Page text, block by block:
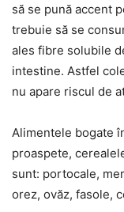
să se pună accent
trebuie să se
ales fibre solubile
intestine. Astfel
nu apare riscul de
Alimentele bogate
proaspete,
sunt: portocale,
orez, ovăz, fasole,